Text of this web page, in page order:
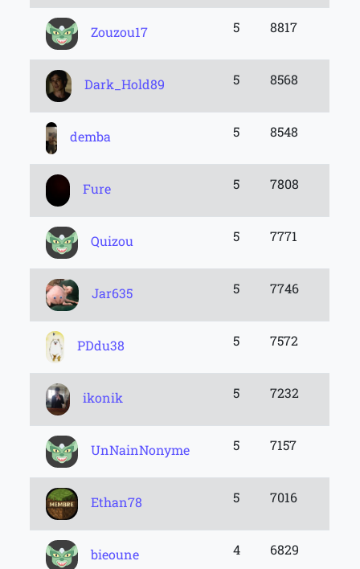
Zouzou17 5 8817
Dark_Hold89 5 8568
demba 5 8548
Fure 5 7808
Quizou 5 7771
Jar635 5 7746
PDdu38 5 7572
ikonik 5 7232
UnNainNonyme 5 7157
Ethan78 5 7016
bieoune 4 6829